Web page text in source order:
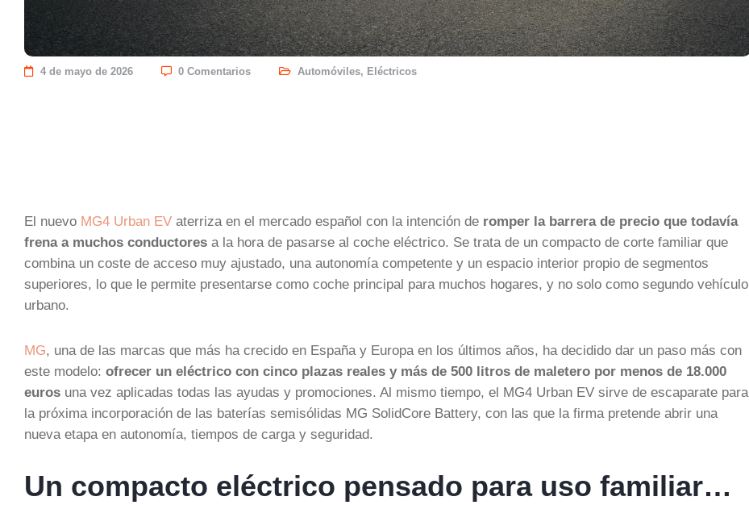
4 de mayo de 2026 0 Comentarios Automóviles, Eléctricos
El nuevo MG4 Urban EV aterriza en el mercado español con la intención de romper la barrera de precio que todavía
frena a muchos conductores a la hora de pasarse al coche eléctrico. Se trata de un compacto de corte familiar que
combina un coste de acceso muy ajustado, una autonomía competente y un espacio interior propio de segmentos
superiores, lo que le permite presentarse como coche principal para muchos hogares, y no solo como segundo vehículo
urbano.
MG, una de las marcas que más ha crecido en España y Europa en los últimos años, ha decidido dar un paso más con
este modelo: ofrecer un eléctrico con cinco plazas reales y más de 500 litros de maletero por menos de 18.000
euros una vez aplicadas todas las ayudas y promociones. Al mismo tiempo, el MG4 Urban EV sirve de escaparate para
la próxima incorporación de las baterías semisólidas MG SolidCore Battery, con las que la firma pretende abrir una
nueva etapa en autonomía, tiempos de carga y seguridad.
Un compacto eléctrico pensado para uso familiar…